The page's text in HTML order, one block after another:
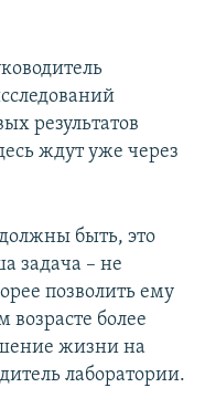
результатов
ждут уже через
быть, это
задача – не
позволить ему
возрасте более
жизни на
лаборатории.